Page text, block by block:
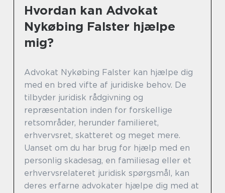
Hvordan kan Advokat
Nykøbing Falster hjælpe
mig?
Advokat Nykøbing Falster kan hjælpe dig
med en bred vifte af juridiske behov. De
tilbyder juridisk rådgivning og
repræsentation inden for forskellige
retsområder, herunder familieret,
erhvervsret, skatteret og meget mere.
Uanset om du har brug for hjælp med en
personlig skadesag, en familiesag eller et
erhvervsrelateret juridisk spørgsmål, kan
deres erfarne advokater hjælpe dig med at